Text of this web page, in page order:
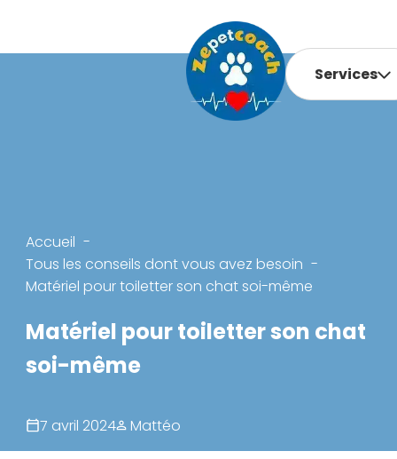
Services
Accueil
Tous les conseils dont vous avez besoin
Matériel pour toiletter son chat soi-même
Matériel pour toiletter son chat
soi-même
7 avril 2024 Mattéo